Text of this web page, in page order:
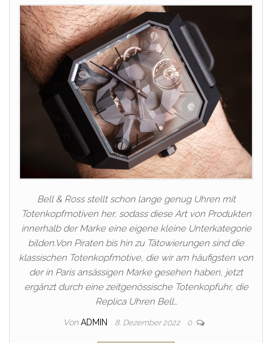
Bell & Ross stellt schon lange genug Uhren mit
Totenkopfmotiven her, sodass diese Art von Produkten
innerhalb der Marke eine eigene kleine Unterkategorie
bilden.Von Piraten bis hin zu Tätowierungen sind die
klassischen Totenkopfmotive, die wir am häufigsten von
der in Paris ansässigen Marke gesehen haben, jetzt
ergänzt durch eine zeitgenössische Totenkopfuhr, die
Replica Uhren Bell…
Von ADMIN 8. Dezember 2022 0